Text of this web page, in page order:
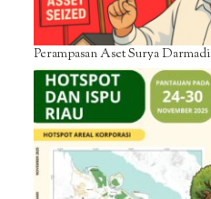
Perampasan Aset Surya Darmadi